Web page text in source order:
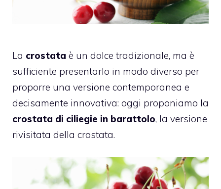
La crostata è un dolce tradizionale, ma è
sufficiente presentarlo in modo diverso per
proporre una versione contemporanea e
decisamente innovativa: oggi proponiamo la
crostata di ciliegie in barattolo, la versione
rivisitata della crostata.